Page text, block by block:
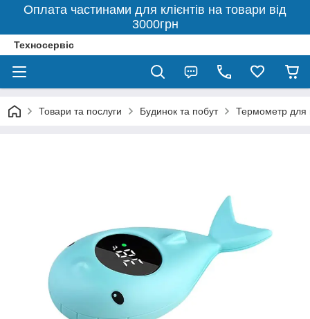
Оплата частинами для клієнтів на товари від
3000грн
Техносервіс
Товари та послуги Будинок та побут Термометр для